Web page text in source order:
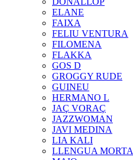
ELANE
FAIXA
FELIU VENTURA
FILOMENA
FLAKKA
GOS D
GROGGY RUDE
GUINEU
HERMANO L
JAÇ VORAÇ
JAZZWOMAN
JAVI MEDINA
LIA KALI
LLENGUA MORTA